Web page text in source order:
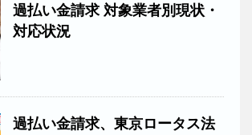
過払い金請求 対象業者別現状・
対応状況
過払い金請求、東京ロータス法